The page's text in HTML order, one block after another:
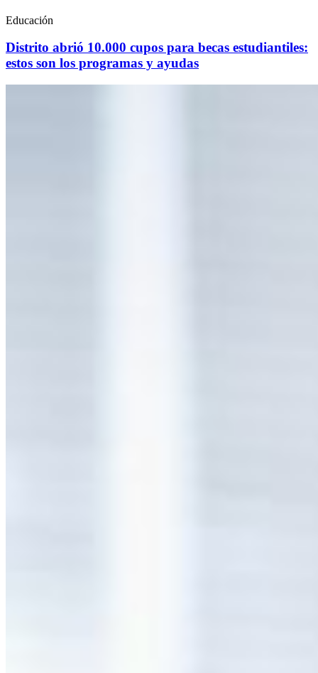
Educación
Distrito abrió 10.000 cupos para becas estudiantiles:
estos son los programas y ayudas